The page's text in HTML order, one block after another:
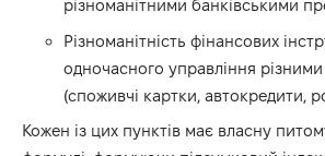
різноманітними банківськими
Різноманітність фінансових
одночасного управління
(споживчі картки, автокредити,
Кожен із цих пунктів має власну